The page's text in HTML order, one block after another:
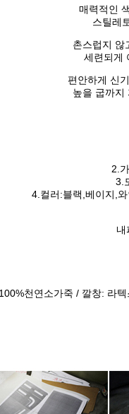
매력적인
스틸레
촌스럽지 않
세련되게
편안하게 신
높을 굽까지
2.
3.
4.컬러:블랙,베이지,
내
천연소가죽 / 깔창: 라